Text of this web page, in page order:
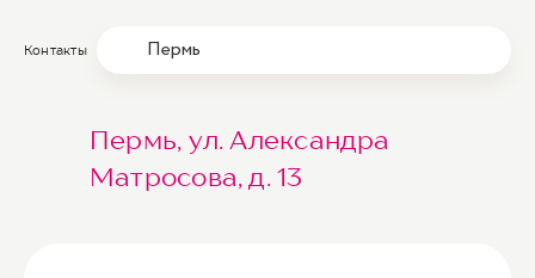
Контакты Пермь
Пермь, ул. Александра
Матросова, д. 13